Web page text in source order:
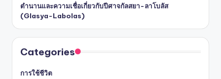
ตำนานและความเชื่อเกี่ยวกับปีศาจกัลสยา-ลาโบลัส
(Glasya-Labolas)
Categories
การใช้ชีวิต